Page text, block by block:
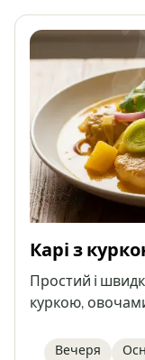
Карі з
Простий і
куркою,
спосіб
Вечеря